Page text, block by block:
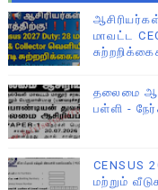
மாவட்ட
தலைமை
பள்ளி -
CENSUS
மற்றும்